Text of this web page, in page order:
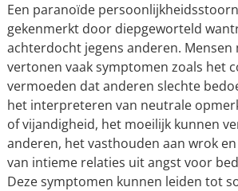
Een paranoïde
gekenmerkt door diepgeworteld
achterdocht jegens anderen.
vertonen vaak symptomen zoals het
vermoeden dat anderen slechte
het interpreteren van neutrale
of vijandigheid, het moeilijk kunnen
anderen, het vasthouden aan wrok
van intieme relaties uit angst voor
Deze symptomen kunnen leiden tot